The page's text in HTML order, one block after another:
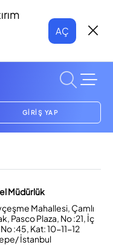
AÇ
GİRİŞ YAP
Müdürlük
Mahallesi, Çamlı
Pasco Plaza, No :21, İç
No :45, Kat: 10-11-12
İstanbul